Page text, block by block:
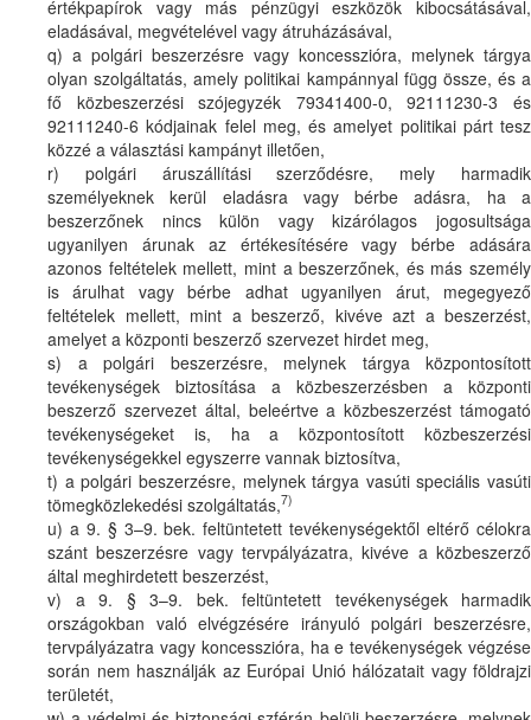
értékpapírok vagy más pénzügyi eszközök kibocsátásával,
eladásával, megvételével vagy átruházásával,
q) a polgári beszerzésre vagy koncesszióra, melynek tárgya
olyan szolgáltatás, amely politikai kampánnyal függ össze, és a
fő közbeszerzési szójegyzék 79341400-0, 92111230-3 és
92111240-6 kódjainak felel meg, és amelyet politikai párt tesz
közzé a választási kampányt illetően,
r) polgári áruszállítási szerződésre, mely harmadik
személyeknek kerül eladásra vagy bérbe adásra, ha a
beszerzőnek nincs külön vagy kizárólagos jogosultsága
ugyanilyen árunak az értékesítésére vagy bérbe adására
azonos feltételek mellett, mint a beszerzőnek, és más személy
is árulhat vagy bérbe adhat ugyanilyen árut, megegyező
feltételek mellett, mint a beszerző, kivéve azt a beszerzést,
amelyet a központi beszerző szervezet hirdet meg,
s) a polgári beszerzésre, melynek tárgya központosított
tevékenységek biztosítása a közbeszerzésben a központi
beszerző szervezet által, beleértve a közbeszerzést támogató
tevékenységeket is, ha a központosított közbeszerzési
tevékenységekkel egyszerre vannak biztosítva,
t) a polgári beszerzésre, melynek tárgya vasúti speciális vasúti
tömegközlekedési szolgáltatás,7)
u) a 9. § 3–9. bek. feltüntetett tevékenységektől eltérő célokra
szánt beszerzésre vagy tervpályázatra, kivéve a közbeszerző
által meghirdetett beszerzést,
v) a 9. § 3–9. bek. feltüntetett tevékenységek harmadik
országokban való elvégzésére irányuló polgári beszerzésre,
tervpályázatra vagy koncesszióra, ha e tevékenységek végzése
során nem használják az Európai Unió hálózatait vagy földrajzi
területét,